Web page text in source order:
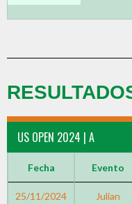
US OPEN 2024 | A
Fecha Evento
25/11/2024
Julian